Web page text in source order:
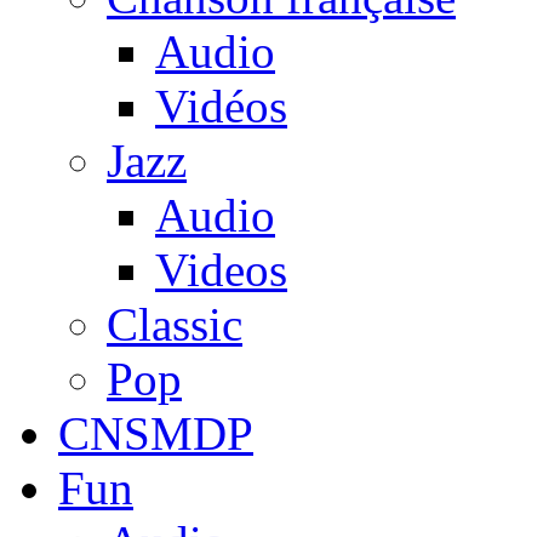
Audio
Vidéos
Jazz
Audio
Videos
Classic
Pop
CNSMDP
Fun